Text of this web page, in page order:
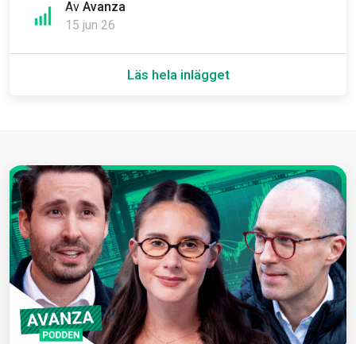
Av Avanza
15 jun 26
Läs hela inlägget